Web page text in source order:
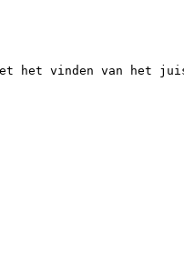
het vinden van